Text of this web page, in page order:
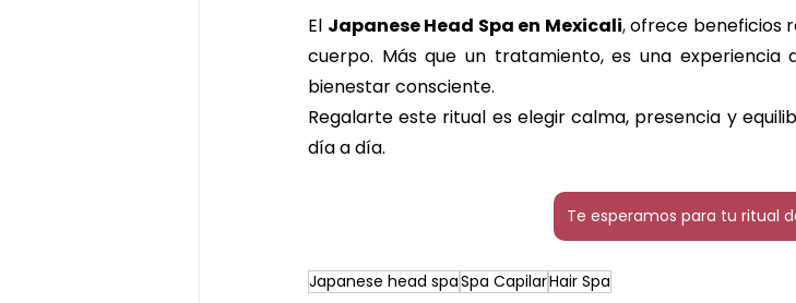
El Japanese Head Spa en Mexicali, ofrece beneficios
cuerpo. Más que un tratamiento, es una experiencia
bienestar consciente.
Regalarte este ritual es elegir calma, presencia y
día a día.
Te esperamos para tu ritual
Japanese head spaSpa CapilarHair Spa